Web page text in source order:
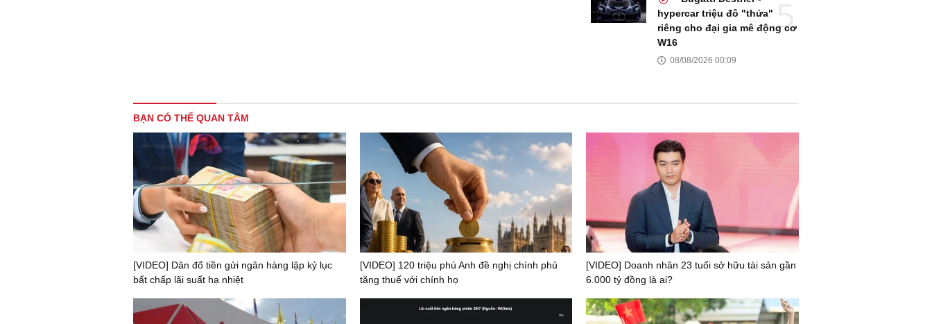
hypercar triệu đô "thửa"
riêng cho đại gia mê động cơ
W16
08/08/2026 00:09
BẠN CÓ THỂ QUAN TÂM
[VIDEO] Dân đổ tiền gửi ngân hàng lập kỷ lục
bất chấp lãi suất hạ nhiệt
[VIDEO] 120 triệu phú Anh đề nghị chính phủ
tăng thuế với chính họ
[VIDEO] Doanh nhân 23 tuổi sở hữu tài sản gần
6.000 tỷ đồng là ai?